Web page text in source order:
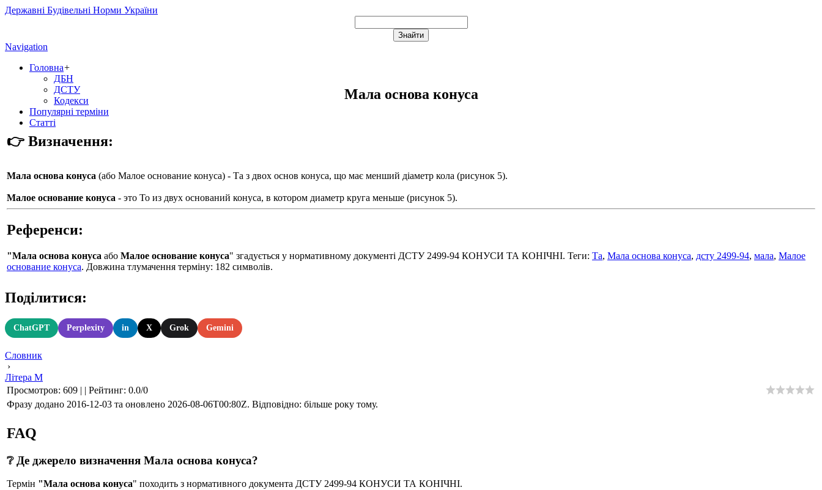
Державні Будівельні Норми України
Navigation
Головна+
ДБН
ДСТУ
Кодекси
Популярні терміни
Статті
Мала основа конуса
👉 Визначення:
Мала основа конуса (або Малое основание конуса) - Та з двох основ конуса, що має менший діаметр кола (рисунок 5).
Малое основание конуса - это To из двух оснований конуса, в котором диаметр круга меньше (рисунок 5).
Референси:
"Мала основа конуса або Малое основание конуса" згадується у нормативному документі ДСТУ 2499-94 КОНУСИ ТА КОНІЧНІ. Теги: Та, Мала основа конуса, дсту 2499-94, мала, Малое
основание конуса. Довжина тлумачення терміну: 182 символів.
Поділитися:
ChatGPT Perplexity in X Grok Gemini
Словник
›
Літера М
Просмотров: 609 | | Рейтинг: 0.0/0
Фразу додано 2016-12-03 та оновлено 2026-08-06T00:80Z. Відповідно: більше року тому.
FAQ
❔ Де джерело визначення Мала основа конуса?
Термін "Мала основа конуса" походить з нормативного документа ДСТУ 2499-94 КОНУСИ ТА КОНІЧНІ.